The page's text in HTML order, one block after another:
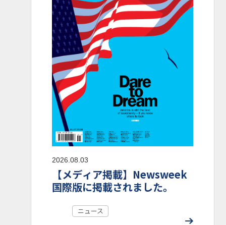
2026.08.03
【メディア掲載】Newsweek
国際版に掲載されました。
ニュース